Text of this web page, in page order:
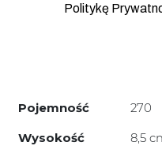
Politykę
Pojemność
270
Wysokość
8,5